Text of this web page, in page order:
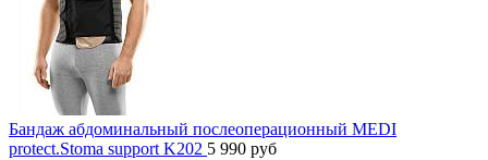
Бандаж абдоминальный послеоперационный MEDI
protect.Stoma support K202 5 990 руб